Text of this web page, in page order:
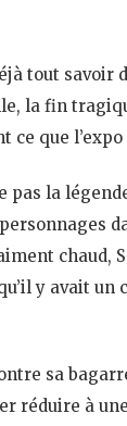
tout savoir
la fin
que l’expo
la
chaud,
y avait un
sa
réduire à